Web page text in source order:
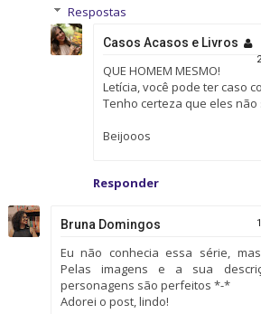
Respostas
Casos Acasos e Livros
QUE HOMEM MESMO!
Letícia, você pode ter caso
Tenho certeza que eles não
Beijooos
Responder
Bruna Domingos
Eu não conhecia essa série,
Pelas imagens e a sua
personagens são perfeitos *-*
Adorei o post, lindo!